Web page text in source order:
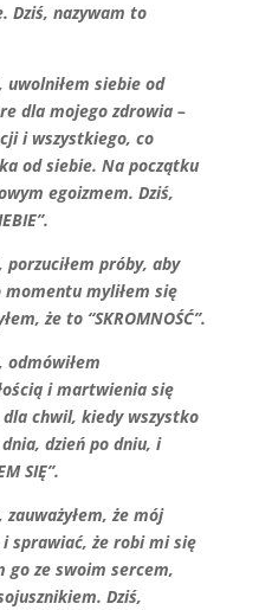
Dziś, nazywam to
uwolniłem siebie od
dla mojego zdrowia –
i wszystkiego, co
od siebie. Na początku
egoizmem. Dziś,
porzuciłem próby, aby
myliłem się
że to “SKROMNOŚĆ”.
odmówiłem
i martwienia się
dla chwil, kiedy wszystko
dzień po dniu, i
SIĘ”.
zauważyłem, że mój
sprawiać, że robi mi się
go ze swoim sercem,
Dziś,